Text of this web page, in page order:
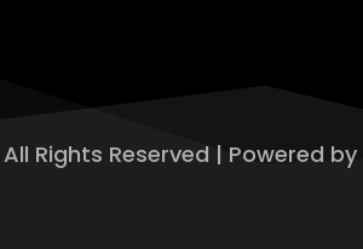
Rights Reserved | Powered by